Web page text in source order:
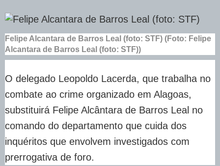
Felipe Alcantara de Barros Leal (foto: STF) (Foto: Felipe
Alcantara de Barros Leal (foto: STF))
O delegado Leopoldo Lacerda, que trabalha no
combate ao crime organizado em Alagoas,
substituirá Felipe Alcântara de Barros Leal no
comando do departamento que cuida dos
inquéritos que envolvem investigados com
prerrogativa de foro.